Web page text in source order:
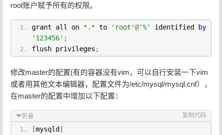
root账户赋予所有的权限。
grant all on *.* to 'root'@'%' identified by
'123456' ;
flush privileges ;
修改master的配置(有的容器没有vim，可以自行安装一下vim
或者用其他文本编辑器，配置文件为/etc/mysql/mysql.cnf），
在master的配置中增加以下配置：
折叠 复制代码
[mysqld]